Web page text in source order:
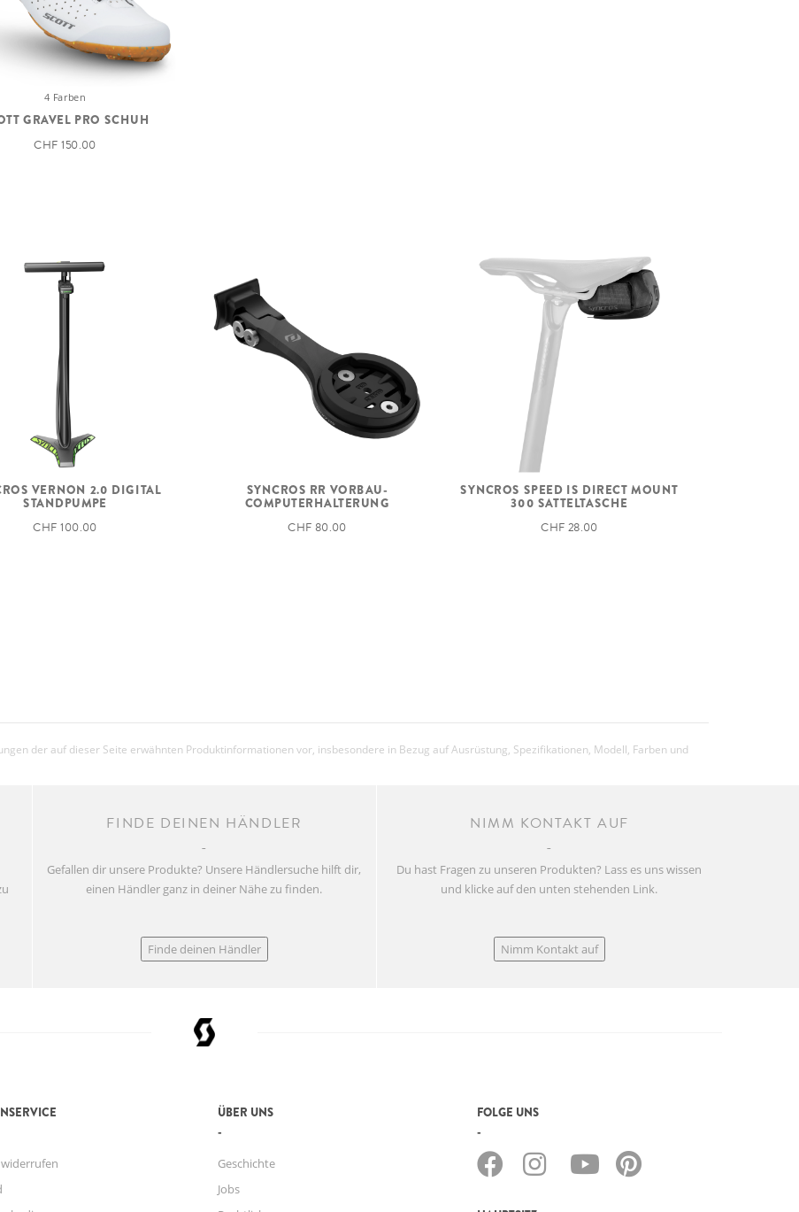
Schwalbe G-One Bite Performance
HINTERREIFEN
Schwalbe G-One Bite Performance
GEWICHT IN KG
GEWICHT IN LBS
(CA.)
4 Farben
GRAVEL PRO SCHUH
CHF 150.00
VERNON 2.0 DIGITAL
STANDPUMPE
CHF 100.00
SYNCROS RR VORBAU-
COMPUTERHALTERUNG
CHF 80.00
SYNCROS SPEED IS DIRECT MOUNT
300 SATTELTASCHE
CHF 28.00
der auf dieser Seite erwähnten Produktinformationen vor, insbesondere in Bezug auf Ausrüstung, Spezifikationen, Modell, Farben und
FINDE DEINEN HÄNDLER
Gefallen dir unsere Produkte? Unsere Händlersuche hilft dir,
einen Händler ganz in deiner Nähe zu finden.
Finde deinen Händler
NIMM KONTAKT AUF
Du hast Fragen zu unseren Produkten? Lass es uns wissen
und klicke auf den unten stehenden Link.
Nimm Kontakt auf
ÜBER UNS
Geschichte
Jobs
FOLGE UNS